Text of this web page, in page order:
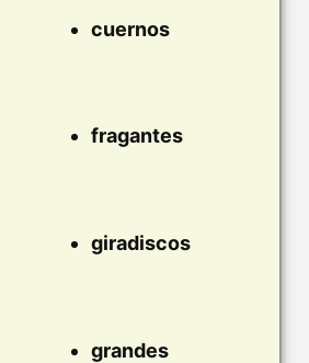
cuernos
fragantes
giradiscos
grandes